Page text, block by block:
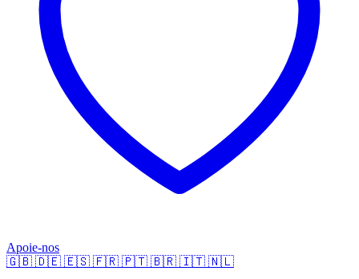
Apoie-nos
🇬🇧 🇩🇪 🇪🇸 🇫🇷 🇵🇹 🇧🇷 🇮🇹 🇳🇱